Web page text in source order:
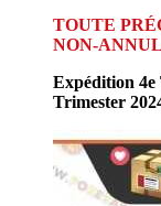
TOUTE
NON-
Expédition 4e
Trimester